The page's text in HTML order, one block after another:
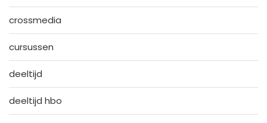
crossmedia
cursussen
deeltijd
deeltijd hbo